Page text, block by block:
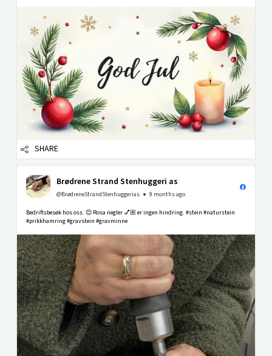
SHARE
Brødrene Strand Stenhuggeri as
@BrødreneStrandStenhuggerias 9 months ago
Bedriftsbesøk hos oss. 😊 Rosa negler 💅🏼 er ingen hindring. #stein #naturstein
#prikkhamring #gravstein #gravminne